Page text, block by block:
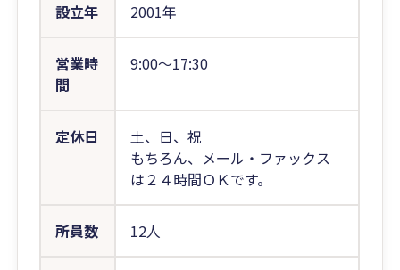
設立年 2001年
営業時
間
9:00〜17:30
定休日
土、日、祝
もちろん、メール・ファックス
は２４時間ＯＫです。
所員数 12人